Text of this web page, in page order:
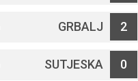
GRBALJ 2
SUTJESKA 0